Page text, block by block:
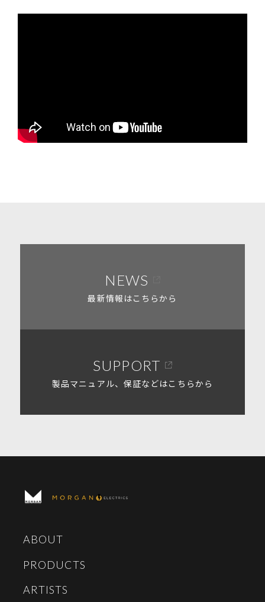
NEWS
最新情報はこちらから
SUPPORT
製品マニュアル、保証などはこちらから
ABOUT
PRODUCTS
ARTISTS